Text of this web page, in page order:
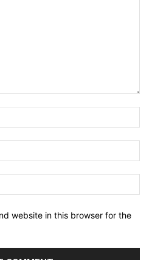
website in this browser for the